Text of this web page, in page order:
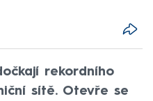
rekordního
sítě. Otevře se